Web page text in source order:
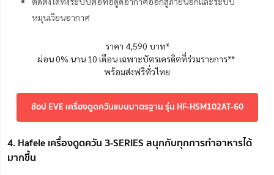
หมุนเวียนอากาศ
ราคา 4,590 บาท*
ผ่อน 0% นาน 10 เดือน เฉพาะบัตรเครดิตที่ร่วมรายการ**
พร้อมส่งฟรีทั่วไทย
ช้อป EVE เครื่องดูดควันแบบมาตรฐาน รุ่น HF-HSM102AT-60
4. Hafele เครื่องดูดควัน 3-SERIES สนุกกับทุกการทำอาหารได้
มากขึ้น